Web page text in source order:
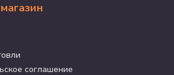
соглашение